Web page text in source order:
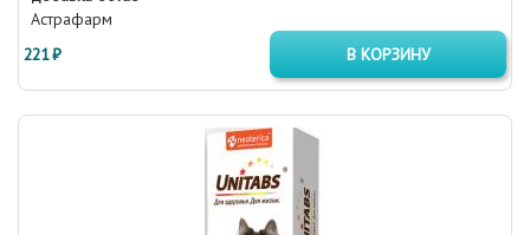
Астрафарм
221 ₽
В КОРЗИНУ